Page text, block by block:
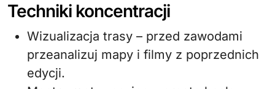
Techniki koncentracji
Wizualizacja trasy – przed zawodami
przeanalizuj mapy i filmy z poprzednich
edycji.